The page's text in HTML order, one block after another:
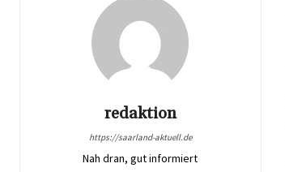
redaktion
https://saarland-aktuell.de
Nah dran, gut informiert